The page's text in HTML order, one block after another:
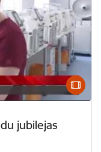
jubilejas